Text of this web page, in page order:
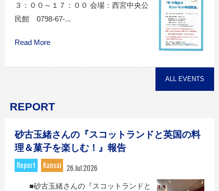
３：００～１７：００ 会場：西宮中央公
民館 0798-67-...
Read More
ALL EVENTS
REPORT
砂古玉緒さんの『スコットランドと英国の料
理＆菓子を楽しむ！』報告
Report
Kansai 26.Jul.2026
■砂古玉緒さんの『スコットランドと